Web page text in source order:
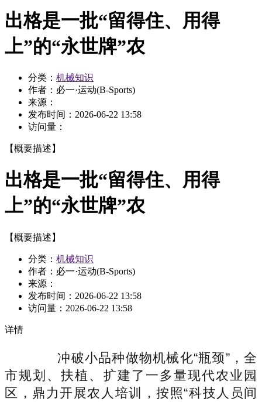
出格是一批“留得住、用得
上”的“永世牌”农
分类： 机械知识
作者：必一·运动(B-Sports)
来源：
发布时间： 2026-06-22 13:58
访问量：
【概要描述】
出格是一批“留得住、用得
上”的“永世牌”农
【概要描述】
分类： 机械知识
作者：必一·运动(B-Sports)
来源：
发布时间： 2026-06-22 13:58
访问量： 2026-06-22 13:58
详情
冲破小品种做物机械化“瓶颈”，全
市规划、扶植、扩建了一多量现代农业园
区，鼎力开展农人培训，按照“科技人员间